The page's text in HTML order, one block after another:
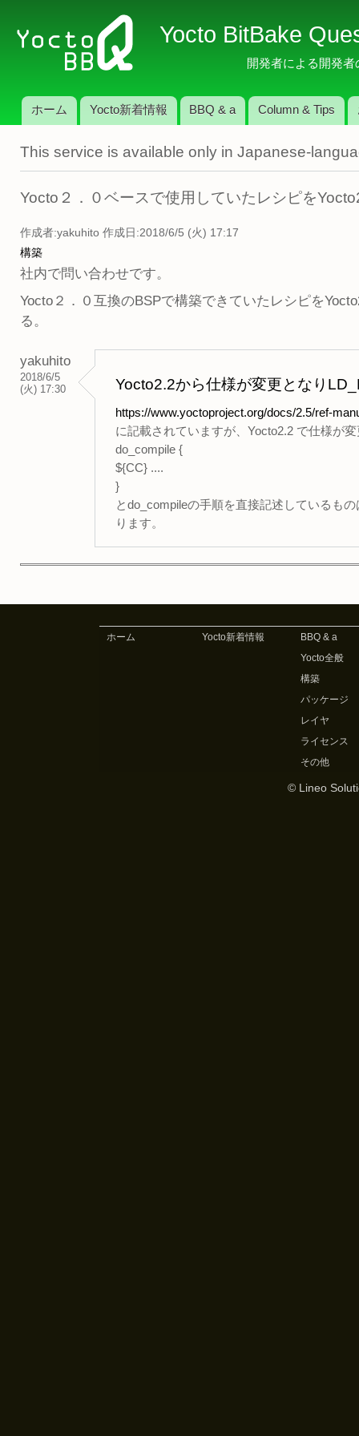
イ
コ
テ
ツ
に
移
Yocto BitBake
開発者による開発
メインメニュー
ホーム Yocto新着情報 BBQ & a Column & Tips
This service is available only in Japanese-
Yocto２．０ベースで使用していたレシピを
作成者:yakuhito 作成日:2018/6/5 (火) 17:17
構築
社内で問い合わせです。
Yocto２．０互換のBSPで構築できていたレシピを
る。
yakuhito
2018/6/5
(火) 17:30
Yocto2.2から仕様が変更となり
https://www.yoctoproject.org/docs/2.5/ref-
に記載されていますが、Yocto2.2 で仕様が
do_compile {
${CC} ....
}
とdo_compileの手順を直接記述しているも
ります。
ホーム Yocto新着情報
BBQ & a
Yocto全般
構築
パッケージ
レイヤ
ライセンス
その他
© Lineo